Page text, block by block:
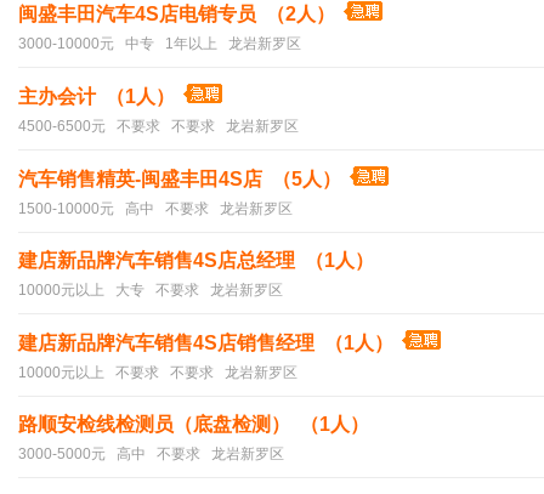
闽盛丰田汽车4S店电销专员 （2人）
3000-10000元 中专 1年以上 龙岩新罗区
主办会计 （1人）
4500-6500元 不要求 不要求 龙岩新罗区
汽车销售精英-闽盛丰田4S店 （5人）
1500-10000元 高中 不要求 龙岩新罗区
建店新品牌汽车销售4S店总经理 （1人）
10000元以上 大专 不要求 龙岩新罗区
建店新品牌汽车销售4S店销售经理 （1人）
10000元以上 不要求 不要求 龙岩新罗区
路顺安检线检测员（底盘检测） （1人）
3000-5000元 高中 不要求 龙岩新罗区